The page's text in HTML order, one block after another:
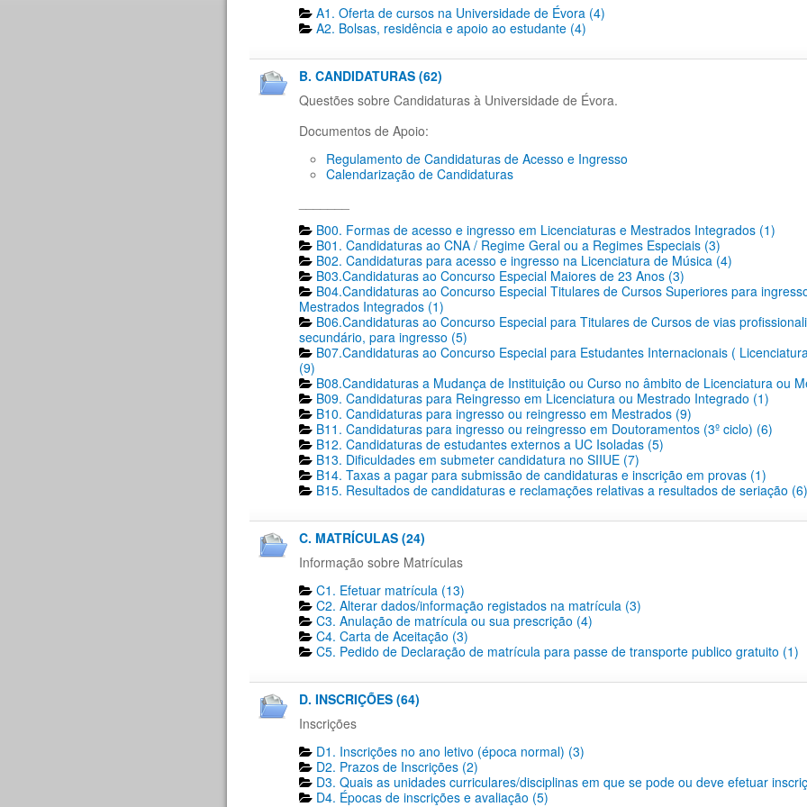
A1. Oferta de cursos na Universidade de Évora (4)
A2. Bolsas, residência e apoio ao estudante (4)
B. CANDIDATURAS (62)
Questões sobre Candidaturas à Universidade de Évora.
Documentos de Apoio:
Regulamento de Candidaturas de Acesso e Ingresso
Calendarização de Candidaturas
B00. Formas de acesso e ingresso em Licenciaturas e Mestrados Integrados (1)
B01. Candidaturas ao CNA / Regime Geral ou a Regimes Especiais (3)
B02. Candidaturas para acesso e ingresso na Licenciatura de Música (4)
B03.Candidaturas ao Concurso Especial Maiores de 23 Anos (3)
B04.Candidaturas ao Concurso Especial Titulares de Cursos Superiores para
Mestrados Integrados (1)
B06.Candidaturas ao Concurso Especial para Titulares de Cursos de vias
secundário, para ingresso (5)
B07.Candidaturas ao Concurso Especial para Estudantes Internacionais (
(9)
B08.Candidaturas a Mudança de Instituição ou Curso no âmbito de Licenciatura ou
B09. Candidaturas para Reingresso em Licenciatura ou Mestrado Integrado (1)
B10. Candidaturas para ingresso ou reingresso em Mestrados (9)
B11. Candidaturas para ingresso ou reingresso em Doutoramentos (3º ciclo) (6)
B12. Candidaturas de estudantes externos a UC Isoladas (5)
B13. Dificuldades em submeter candidatura no SIIUE (7)
B14. Taxas a pagar para submissão de candidaturas e inscrição em provas (1)
B15. Resultados de candidaturas e reclamações relativas a resultados de seriação (6)
C. MATRÍCULAS (24)
Informação sobre Matrículas
C1. Efetuar matrícula (13)
C2. Alterar dados/informação registados na matrícula (3)
C3. Anulação de matrícula ou sua prescrição (4)
C4. Carta de Aceitação (3)
C5. Pedido de Declaração de matrícula para passe de transporte publico gratuito (1)
D. INSCRIÇÕES (64)
Inscrições
D1. Inscrições no ano letivo (época normal) (3)
D2. Prazos de Inscrições (2)
D3. Quais as unidades curriculares/disciplinas em que se pode ou deve efetuar
D4. Épocas de inscrições e avaliação (5)